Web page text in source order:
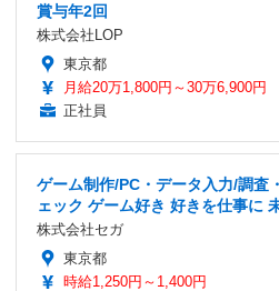
賞与年2回
株式会社LOP
東京都
月給20万1,800円～30万6,900円
正社員
ゲーム制作/PC・データ入力/調査
ェック ゲーム好き 好きを仕事に
株式会社セガ
東京都
時給1,250円～1,400円